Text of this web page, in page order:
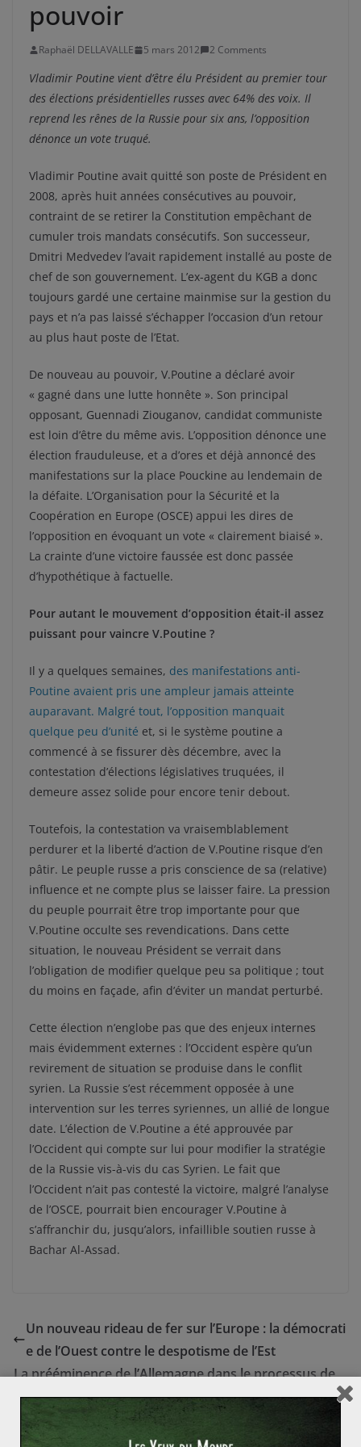
pouvoir
Raphaël DELLAVALLE 5 mars 2012 2 Comments
Vladimir Poutine vient d’être élu Président au premier tour
des élections présidentielles russes avec 64% des voix. Il
reprend les rênes de la Russie pour six ans, l’opposition
dénonce un vote truqué.
Vladimir Poutine avait quitté son poste de Président en
2008, après huit années consécutives au pouvoir,
contraint de se retirer la Constitution empêchant de
cumuler trois mandats consécutifs. Son successeur,
Dmitri Medvedev l’avait rapidement installé au poste de
chef de son gouvernement. L’ex-agent du KGB a donc
toujours gardé une certaine mainmise sur la gestion du
pays et n’a pas laissé s’échapper l’occasion d’un retour
au plus haut poste de l’Etat.
De nouveau au pouvoir, V.Poutine a déclaré avoir
« gagné dans une lutte honnête ». Son principal
opposant, Guennadi Ziouganov, candidat communiste
est loin d’être du même avis. L’opposition dénonce une
élection frauduleuse, et a d’ores et déjà annoncé des
manifestations sur la place Pouckine au lendemain de
la défaite. L’Organisation pour la Sécurité et la
Coopération en Europe (OSCE) appui les dires de
l’opposition en évoquant un vote « clairement biaisé ».
La crainte d’une victoire faussée est donc passée
d’hypothétique à factuelle.
Pour autant le mouvement d’opposition était-il assez
puissant pour vaincre V.Poutine ?
Il y a quelques semaines, des manifestations anti-
Poutine avaient pris une ampleur jamais atteinte
auparavant. Malgré tout, l’opposition manquait
quelque peu d’unité et, si le système poutine a
commencé à se fissurer dès décembre, avec la
contestation d’élections législatives truquées, il
demeure assez solide pour encore tenir debout.
Toutefois, la contestation va vraisemblablement
perdurer et la liberté d’action de V.Poutine risque d’en
pâtir. Le peuple russe a pris conscience de sa (relative)
influence et ne compte plus se laisser faire. La pression
du peuple pourrait être trop importante pour que
V.Poutine occulte ses revendications. Dans cette
situation, le nouveau Président se verrait dans
l’obligation de modifier quelque peu sa politique ; tout
du moins en façade, afin d’éviter un mandat perturbé.
Cette élection n’englobe pas que des enjeux internes
mais évidemment externes : l’Occident espère qu’un
revirement de situation se produise dans le conflit
syrien. La Russie s’est récemment opposée à une
intervention sur les terres syriennes, un allié de longue
date. L’élection de V.Poutine a été approuvée par
l’Occident qui compte sur lui pour modifier la stratégie
de la Russie vis-à-vis du cas Syrien. Le fait que
l’Occident n’ait pas contesté la victoire, malgré l’analyse
de l’OSCE, pourrait bien encourager V.Poutine à
s’affranchir du, jusqu’alors, infaillible soutien russe à
Bachar Al-Assad.
Un nouveau rideau de fer sur l’Europe : la démocrati
e de l’Ouest contre le despotisme de l’Est
La prééminence de l’Allemagne dans le processus de
prise de décision européen